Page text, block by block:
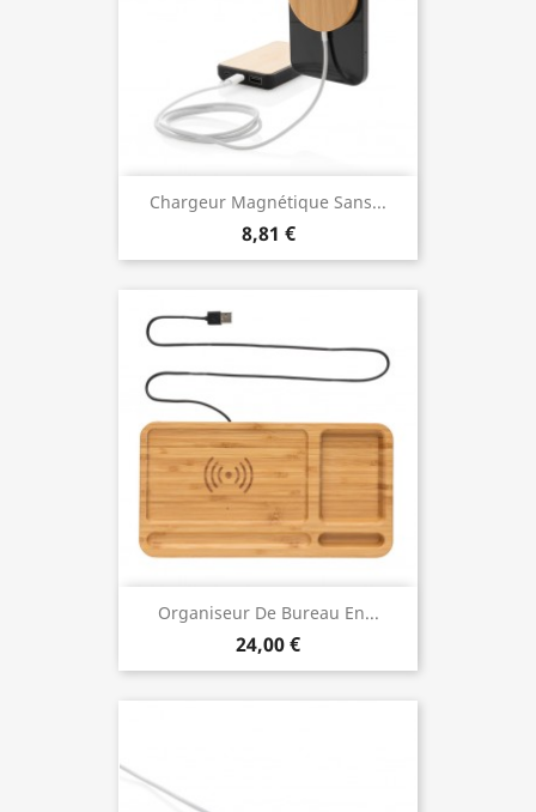
Chargeur Magnétique Sans...
8,81 €
Organiseur De Bureau En...
24,00 €